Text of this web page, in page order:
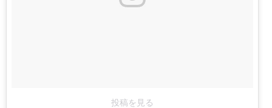
投稿を見る